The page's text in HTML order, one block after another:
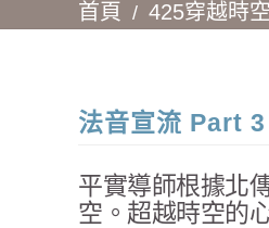
首頁 425穿越時
法音宣流 Part 3
平實導師根據北
空。超越時空的